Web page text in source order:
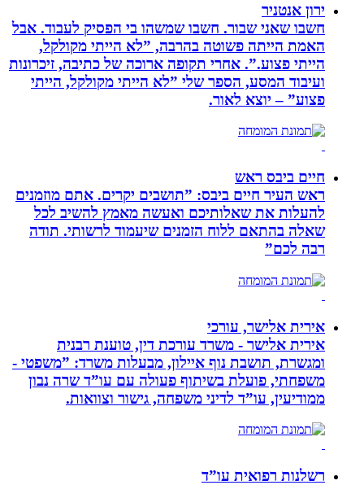
ירון אנטניר
חשבו שאני שבור. חשבו שמשהו בי הפסיק לעבוד. אבל
האמת הייתה פשוטה בהרבה, ”לא הייתי מקולקל,
הייתי פצוע.”. אחרי תקופה ארוכה של כתיבה, זיכרונות
ועיבוד המסע, הספר שלי ”לא הייתי מקולקל, הייתי
פצוע” – יוצא לאור.
חיים ביבס ראש
ראש העיר חיים ביבס: ”תושבים יקרים. אתם מוזמנים
להעלות את שאלותיכם ואעשה מאמץ להשיב לכל
שאלה בהתאם ללוח הזמנים שיעמוד לרשותי. תודה
רבה לכם”
אירית אלישר, עורכי
אירית אלישר - משרד עורכת דין, טוענת רבנית
ומגשרת, תושבת נוף איילון, מבעלות משרד: ”משפטי -
משפחתי, פועלת בשיתוף פעולה עם עו”ד שרה נבון
ממודיעין, עו”ד לדיני משפחה, גישור וצוואות.
רשלנות רפואית עו”ד